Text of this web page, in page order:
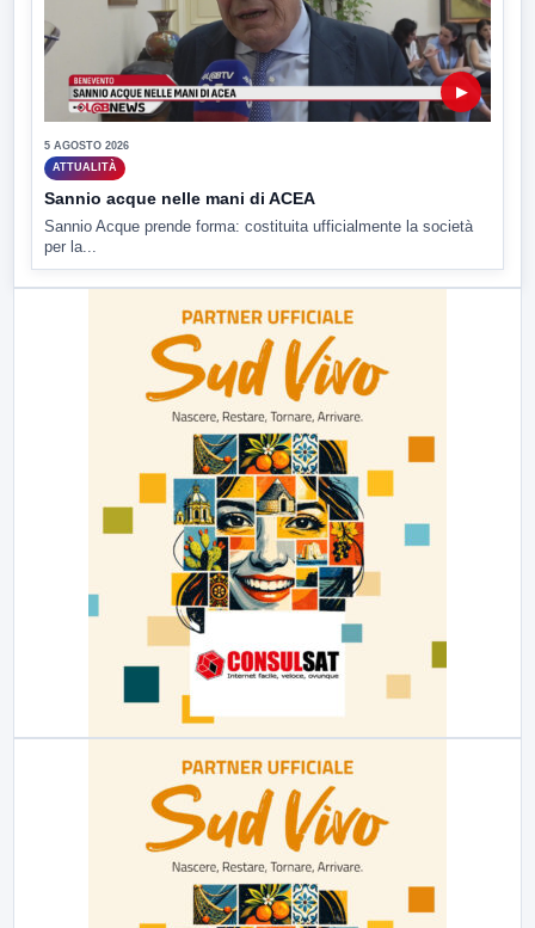
▶
5 AGOSTO 2026
ATTUALITÀ
Sannio acque nelle mani di ACEA
Sannio Acque prende forma: costituita ufficialmente la società
per la...